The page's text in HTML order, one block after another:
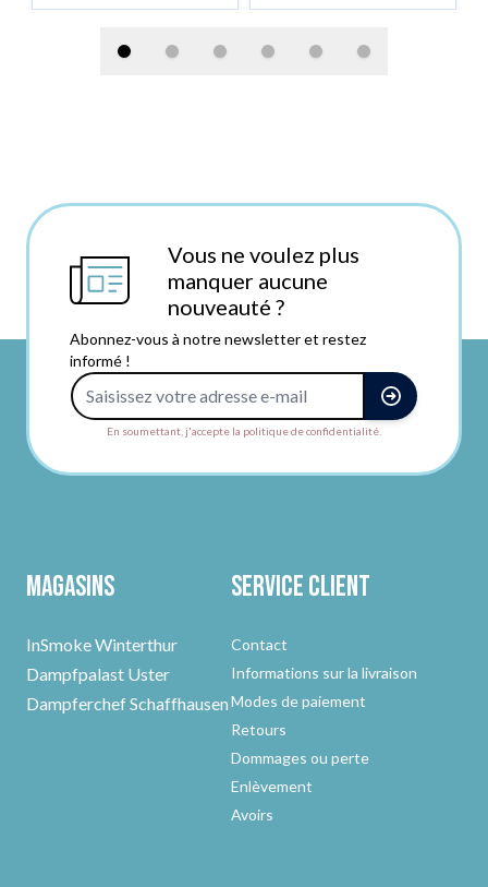
Vous ne voulez plus
manquer aucune
nouveauté ?
Abonnez-vous à notre newsletter et restez
informé !
En soumettant, j'accepte la politique de confidentialité.
Magasins
InSmoke Winterthur
Dampfpalast Uster
Dampferchef Schaffhausen
Service client
Contact
Informations sur la livraison
Modes de paiement
Retours
Dommages ou perte
Enlèvement
Avoirs